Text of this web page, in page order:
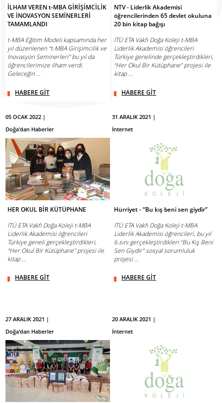
İLHAM VEREN t-MBA GİRİŞİMCİLİK
VE İNOVASYON SEMİNERLERİ
TAMAMLANDI
t-MBA Eğitim Modeli kapsamında her
yıl düzenlenen “t-MBA Girişimcilik ve
İnovasyon Seminerleri” bu yıl da
öğrencilerimize ilham verdi.
Geleceğin ...
HABERE GİT
NTV - Liderlik Akademisi
öğrencilerinden 65 devlet okuluna
20 bin kitap bağışı
İTÜ ETA Vakfı Doğa Koleji t-MBA
Liderlik Akademisi öğrencileri
Türkiye genelinde gerçekleştirdikleri,
“Her Okul Bir Kütüphane” projesi ile
kitap ...
HABERE GİT
05 OCAK 2022 |
Doğa'dan Haberler
HER OKUL BİR KÜTÜPHANE
İTÜ ETA Vakfı Doğa Koleji t-MBA
Liderlik Akademisi öğrencileri
Türkiye geneli gerçekleştirdikleri,
“Her Okul Bir Kütüphane” projesi ile
kitap ...
HABERE GİT
31 ARALIK 2021 |
İnternet
Hürriyet - “Bu kış beni sen giydir”
İTÜ ETA Vakfı Doğa Koleji t-MBA
Liderlik Akademisi öğrencileri, bu yıl
6.sını gerçekleştirdikleri “Bu Kış Beni
Sen Giydir” sosyal sorumluluk
projesi ...
HABERE GİT
27 ARALIK 2021 |
Doğa'dan Haberler
20 ARALIK 2021 |
İnternet